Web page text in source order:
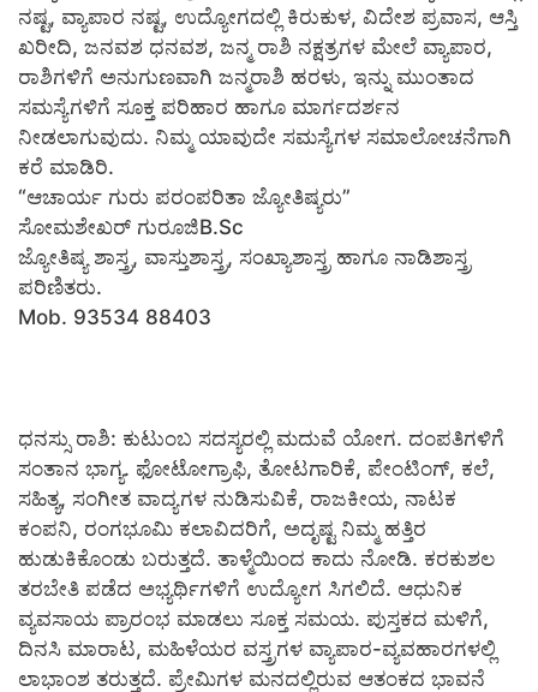
ನಷ್ಟ, ವ್ಯಾಪಾರ ನಷ್ಟ, ಉದ್ಯೋಗದಲ್ಲಿ ಕಿರುಕುಳ, ವಿದೇಶ ಪ್ರವಾಸ, ಆಸ್ತಿ
ಖರೀದಿ, ಜನವಶ ಧನವಶ, ಜನ್ಮ ರಾಶಿ ನಕ್ಷತ್ರಗಳ ಮೇಲೆ ವ್ಯಾಪಾರ,
ರಾಶಿಗಳಿಗೆ ಅನುಗುಣವಾಗಿ ಜನ್ಮರಾಶಿ ಹರಳು, ಇನ್ನು ಮುಂತಾದ
ಸಮಸ್ಯೆಗಳಿಗೆ ಸೂಕ್ತ ಪರಿಹಾರ ಹಾಗೂ ಮಾರ್ಗದರ್ಶನ
ನೀಡಲಾಗುವುದು. ನಿಮ್ಮ ಯಾವುದೇ ಸಮಸ್ಯೆಗಳ ಸಮಾಲೋಚನೆಗಾಗಿ
ಕರೆ ಮಾಡಿರಿ.
“ಆಚಾರ್ಯ ಗುರು ಪರಂಪರಿತಾ ಜ್ಯೋತಿಷ್ಯರು”
ಸೋಮಶೇಖರ್ ಗುರೂಜಿB.Sc
ಜ್ಯೋತಿಷ್ಯ ಶಾಸ್ತ್ರ, ವಾಸ್ತುಶಾಸ್ತ್ರ, ಸಂಖ್ಯಾಶಾಸ್ತ್ರ ಹಾಗೂ ನಾಡಿಶಾಸ್ತ್ರ
ಪರಿಣಿತರು.
Mob. 93534 88403
ಧನಸ್ಸು ರಾಶಿ: ಕುಟುಂಬ ಸದಸ್ಯರಲ್ಲಿ ಮದುವೆ ಯೋಗ. ದಂಪತಿಗಳಿಗೆ
ಸಂತಾನ ಭಾಗ್ಯ. ಫೋಟೋಗ್ರಾಫಿ, ತೋಟಗಾರಿಕೆ, ಪೇಂಟಿಂಗ್, ಕಲೆ,
ಸಹಿತ್ಯ, ಸಂಗೀತ ವಾದ್ಯಗಳ ನುಡಿಸುವಿಕೆ, ರಾಜಕೀಯ, ನಾಟಕ
ಕಂಪನಿ, ರಂಗಭೂಮಿ ಕಲಾವಿದರಿಗೆ, ಅದೃಷ್ಟ ನಿಮ್ಮ ಹತ್ತಿರ
ಹುಡುಕಿಕೊಂಡು ಬರುತ್ತದೆ. ತಾಳ್ಮೆಯಿಂದ ಕಾದು ನೋಡಿ. ಕರಕುಶಲ
ತರಬೇತಿ ಪಡೆದ ಅಭ್ಯರ್ಥಿಗಳಿಗೆ ಉದ್ಯೋಗ ಸಿಗಲಿದೆ. ಆಧುನಿಕ
ವ್ಯವಸಾಯ ಪ್ರಾರಂಭ ಮಾಡಲು ಸೂಕ್ತ ಸಮಯ. ಪುಸ್ತಕದ ಮಳಿಗೆ,
ದಿನಸಿ ಮಾರಾಟ, ಮಹಿಳೆಯರ ವಸ್ತ್ರಗಳ ವ್ಯಾಪಾರ-ವ್ಯವಹಾರಗಳಲ್ಲಿ
ಲಾಭಾಂಶ ತರುತ್ತದೆ. ಪ್ರೇಮಿಗಳ ಮನದಲ್ಲಿರುವ ಆತಂಕದ ಭಾವನೆ